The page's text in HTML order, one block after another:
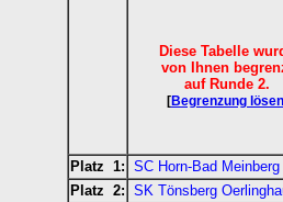
Diese Tabelle
von Ihnen
auf Runde 2.
[Begrenzung lösen
Platz 1: SC Horn-Bad Meinberg
Platz 2: SK Tönsberg